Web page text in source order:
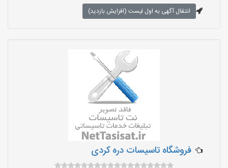
انتقال آگهی به اول لیست (افزایش بازدید)
‌فروشگاه تاسیسات دره کردی